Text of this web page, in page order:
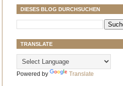
DIESES BLOG DURCHSUCHEN
TRANSLATE
Powered by Translate